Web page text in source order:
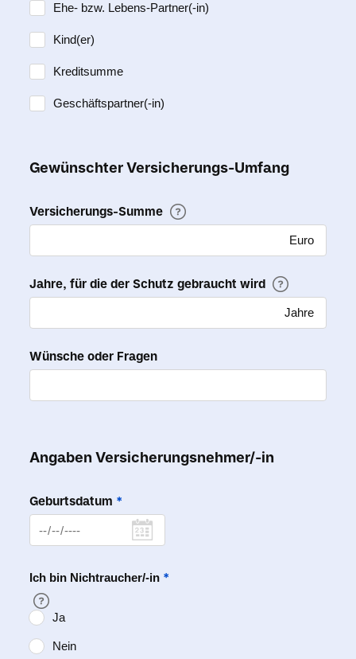
Ehe- bzw. Lebens-Partner(-in)
Kind(er)
Kreditsumme
Geschäftspartner(-in)
Gewünschter Versicherungs-Umfang
Versicherungs-Summe
Euro
Jahre, für die der Schutz gebraucht wird
Jahre
Wünsche oder Fragen
Angaben Versicherungsnehmer/-in
Geburtsdatum *
Ich bin Nichtraucher/-in *
Ja
Nein